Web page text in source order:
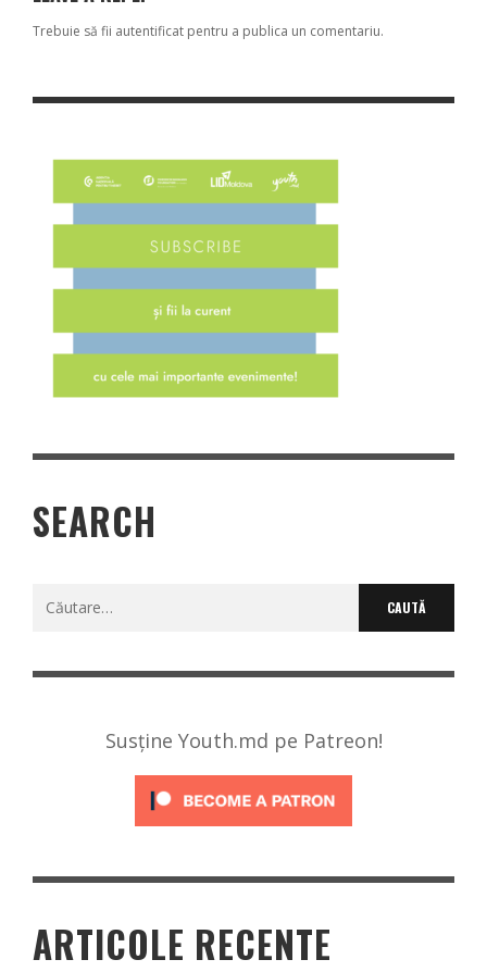
Trebuie să fii autentificat pentru a publica un comentariu.
SEARCH
Susține Youth.md pe Patreon!
ARTICOLE RECENTE